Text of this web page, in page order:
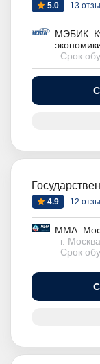
5.0 13
МЭБИК.
Срок
4.9 12
ММА.
г. Москва
Срок